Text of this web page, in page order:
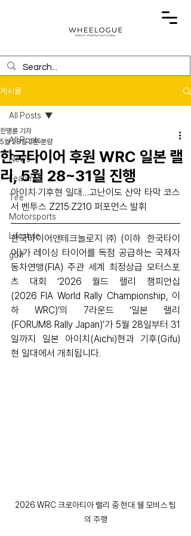
게시물
All Posts
News
Feature
Tire
Motorsports
Lifestyle
golf
All Posts
한국타이어 후원 WRC 일본 랠
리, 5월 28~31일 진행
한명륜 기자
5월 28일 2분 분량
아이치·기후현 일대…고난이도 산악 타막 코스
서 벤투스 Z215·Z210 퍼포먼스 발휘
한국타이어앤테크놀로지㈜(이하 한국타이
어)가 레이싱 타이어를 독점 공급하는 국제자
동차연맹(FIA) 주관 세계 최정상급 모터스포
츠 대회 ‘2026 월드 랠리 챔피언십
(2026 FIA World Rally Championship, 이
하 WRC)’의 7라운드 ‘일본 랠리
(FORUM8 Rally Japan)’가 5월 28일부터 31
일까지 일본 아이치(Aichi)현과 기후(Gifu)
현 일대에서 개최됩니다.
2026 WRC 크로아티아 랠리 중 현대 쉘 모비스 팀
의 주행